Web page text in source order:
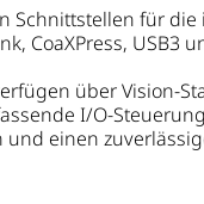
Schnittstellen für
CoaXPress, USB3
über Vision-
I/O-
einen